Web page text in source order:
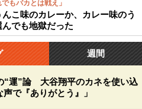
もバカとは戦え」
こ味のカレーか、カレー味のう
でも地獄だった
週間
“運”論 大谷翔平のカネを使い込
で『ありがとう』」